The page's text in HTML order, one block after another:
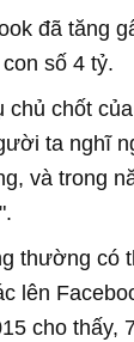
đã tăng
số 4 tỷ.
chủ chốt
ta nghĩ
và trong
thường có
lên
cho thấy,